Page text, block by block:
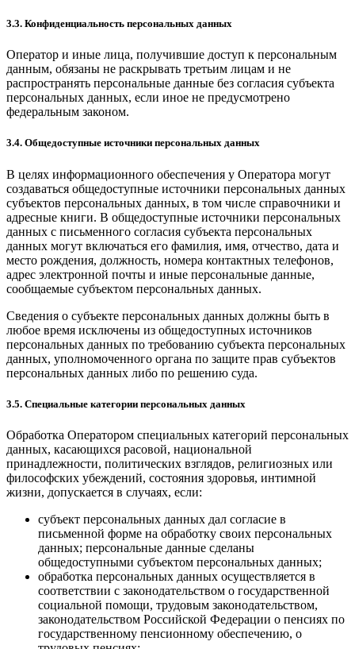
3.3. Конфиденциальность персональных данных
Оператор и иные лица, получившие доступ к персональным
данным, обязаны не раскрывать третьим лицам и не
распространять персональные данные без согласия субъекта
персональных данных, если иное не предусмотрено
федеральным законом.
3.4. Общедоступные источники персональных данных
В целях информационного обеспечения у Оператора могут
создаваться общедоступные источники персональных данных
субъектов персональных данных, в том числе справочники и
адресные книги. В общедоступные источники персональных
данных с письменного согласия субъекта персональных
данных могут включаться его фамилия, имя, отчество, дата и
место рождения, должность, номера контактных телефонов,
адрес электронной почты и иные персональные данные,
сообщаемые субъектом персональных данных.
Сведения о субъекте персональных данных должны быть в
любое время исключены из общедоступных источников
персональных данных по требованию субъекта персональных
данных, уполномоченного органа по защите прав субъектов
персональных данных либо по решению суда.
3.5. Специальные категории персональных данных
Обработка Оператором специальных категорий персональных
данных, касающихся расовой, национальной
принадлежности, политических взглядов, религиозных или
философских убеждений, состояния здоровья, интимной
жизни, допускается в случаях, если:
субъект персональных данных дал согласие в
письменной форме на обработку своих персональных
данных; персональные данные сделаны
общедоступными субъектом персональных данных;
обработка персональных данных осуществляется в
соответствии с законодательством о государственной
социальной помощи, трудовым законодательством,
законодательством Российской Федерации о пенсиях по
государственному пенсионному обеспечению, о